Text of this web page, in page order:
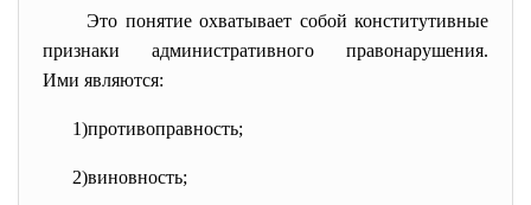
Это понятие охватывает собой конститутивные
признаки административного правонарушения.
Ими являются:
1)противоправность;
2)виновность;